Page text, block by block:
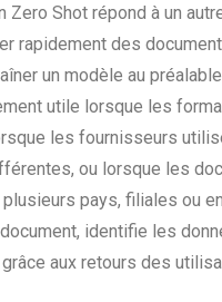
Zero Shot répond à un
rapidement des
un modèle au
utile lorsque les
les fournisseurs
ou lorsque les
pays, filiales ou
identifie les
grâce aux retours des